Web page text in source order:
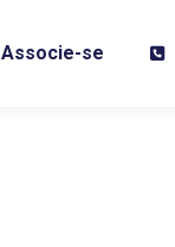
Associe-se